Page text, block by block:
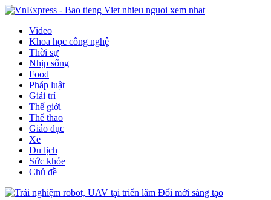
Video
Khoa học công nghệ
Thời sự
Nhịp sống
Food
Pháp luật
Giải trí
Thế giới
Thể thao
Giáo dục
Xe
Du lịch
Sức khỏe
Chủ đề